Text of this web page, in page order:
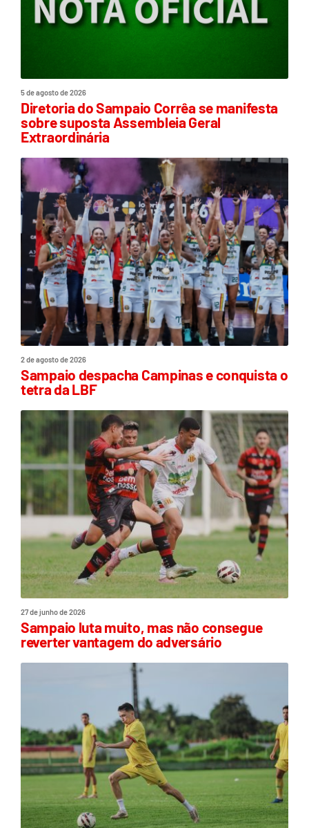
5 de agosto de 2026
Diretoria do Sampaio Corrêa se manifesta
sobre suposta Assembleia Geral
Extraordinária
2 de agosto de 2026
Sampaio despacha Campinas e conquista o
tetra da LBF
27 de junho de 2026
Sampaio luta muito, mas não consegue
reverter vantagem do adversário